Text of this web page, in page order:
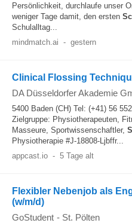
Persönlichkeit, durchlaufe unser
weniger Tage damit, den ersten
Schulalltag...
mindmatch.ai - gestern
Clinical Flossing
DA Düsseldorfer Akademie
5400 Baden (CH) Tel: (+41) 56
Zielgruppe: Physiotherapeuten,
Masseure, Sportwissenschaftler,
Physiotherapie #J-18808-Ljbffr...
appcast.io - 5 Tage alt
Flexibler Nebenjob als
(w/m/d)
GoStudent - St. Pölten